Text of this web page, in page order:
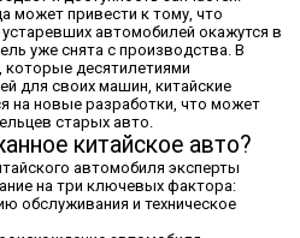
может привести к тому, что
автомобилей окажутся в
уже снята с производства. В
которые десятилетиями
для своих машин, китайские
на новые разработки, что может
старых авто.
китайское авто?
автомобиля эксперты
на три ключевых фактора:
обслуживания и техническое